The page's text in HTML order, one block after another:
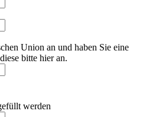
Union an und haben Sie eine
bitte hier an.
werden